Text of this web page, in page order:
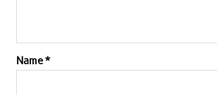
Name*